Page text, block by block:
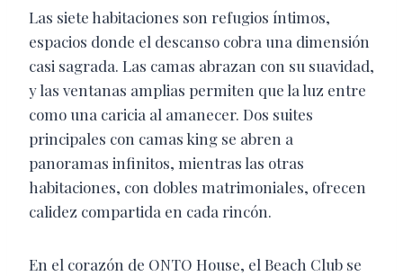
Las siete habitaciones son refugios íntimos,
espacios donde el descanso cobra una dimensión
casi sagrada. Las camas abrazan con su suavidad,
y las ventanas amplias permiten que la luz entre
como una caricia al amanecer. Dos suites
principales con camas king se abren a
panoramas infinitos, mientras las otras
habitaciones, con dobles matrimoniales, ofrecen
calidez compartida en cada rincón.
En el corazón de ONTO House, el Beach Club se